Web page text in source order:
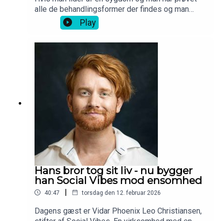
alle de behandlingsformer der findes og man
stadig ikke synes det har virket, så kan der være
behov for en ny. Hvis den skal være
Bøgh Erlang og læse ingeniør. For herigennem fik
hun viden til at undersøge, teste og siden udvikle
appen Reelieve for ptsd ramte, som hun pitchede
i løvens hule. Den fungerer som en digital
servicehund, der kan hjælpe både før, under og
efter et angstanfald.
Play
Hans bror tog sit liv - nu bygger
han Social Vibes mod ensomhed
40:47 | torsdag den 12. februar 2026
Dagens gæst er Vidar Phoenix Leo Christiansen,